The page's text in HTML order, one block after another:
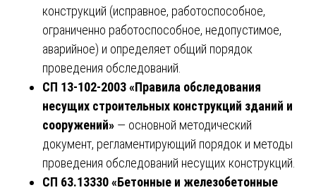
конструкций (исправное, работоспособное,
ограниченно работоспособное, недопустимое,
аварийное) и определяет общий порядок
проведения обследований.
СП 13-102-2003 «Правила обследования
несущих строительных конструкций зданий и
сооружений» — основной методический
документ, регламентирующий порядок и методы
проведения обследований несущих конструкций.
СП 63.13330 «Бетонные и железобетонные